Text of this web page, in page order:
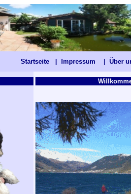
Startseite| Impressum Über